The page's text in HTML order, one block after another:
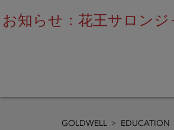
お知らせ：花王サロン
GOLDWELL EDUCATION